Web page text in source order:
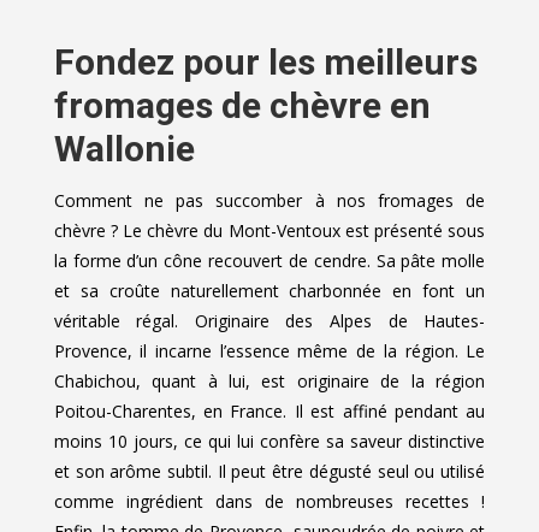
Fondez pour les meilleurs
fromages de chèvre en
Wallonie
Comment ne pas succomber à nos fromages de
chèvre ? Le chèvre du Mont-Ventoux est présenté sous
la forme d’un cône recouvert de cendre. Sa pâte molle
et sa croûte naturellement charbonnée en font un
véritable régal. Originaire des Alpes de Hautes-
Provence, il incarne l’essence même de la région. Le
Chabichou, quant à lui, est originaire de la région
Poitou-Charentes, en France. Il est affiné pendant au
moins 10 jours, ce qui lui confère sa saveur distinctive
et son arôme subtil. Il peut être dégusté seul ou utilisé
comme ingrédient dans de nombreuses recettes !